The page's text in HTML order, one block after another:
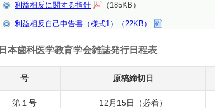
利益相反に関する指針 （185KB）
利益相反自己申告書（様式1）（22KB）
日本歯科医学教育学会雑誌発行日程表
号 原稿締切日
第１号 12月15日（必着）